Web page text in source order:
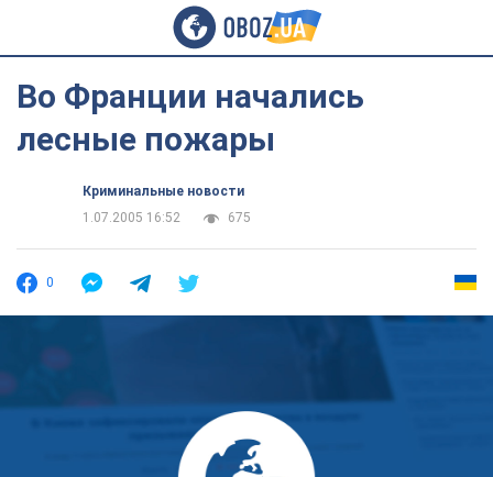
Во Франции начались
лесные пожары
Криминальные новости
1.07.2005 16:52
675
0